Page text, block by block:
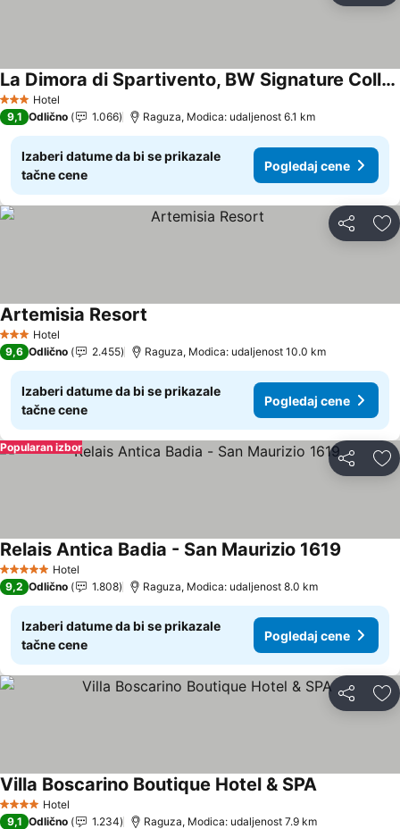
3 Zvezdice
Hotel
La Dimora di Spartivento, BW Signature Collection
9,1 Odlično 1.066 Raguza, Modica: udaljenost 6.1 km
Izaberi datume da bi se prikazale
tačne cene
Pogledaj cene
Deli
3 Zvezdice
Hotel
Artemisia Resort
9,6 Odlično 2.455 Raguza, Modica: udaljenost 10.0 km
Izaberi datume da bi se prikazale
tačne cene
Pogledaj cene
Deli
Popularan izbor
5 ZvezdiceHotel
Relais Antica Badia - San Maurizio 1619
9,2 Odlično 1.808 Raguza, Modica: udaljenost 8.0 km
Izaberi datume da bi se prikazale
tačne cene
Pogledaj cene
Deli
4 ZvezdiceHotel
Villa Boscarino Boutique Hotel & SPA
9,1 Odlično 1.234 Raguza, Modica: udaljenost 7.9 km